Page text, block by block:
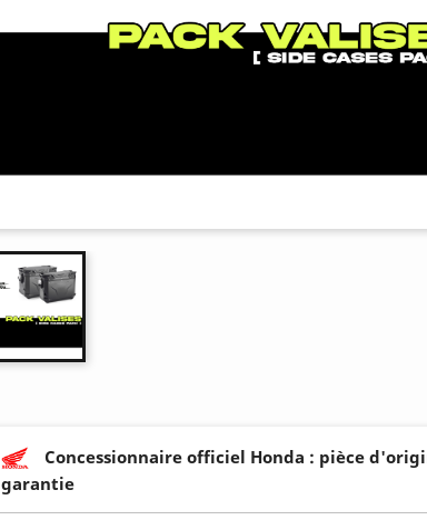
Concessionnaire officiel Honda : pièce
garantie